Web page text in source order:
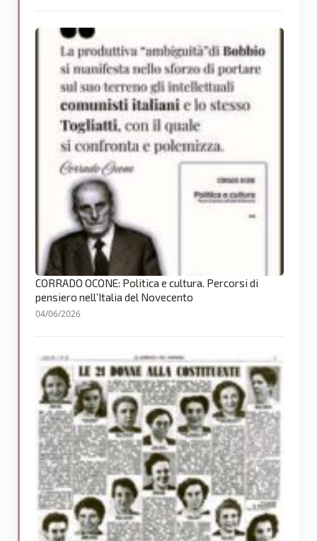
CORRADO OCONE: Politica e cultura. Percorsi di
pensiero nell’Italia del Novecento
04/06/2026